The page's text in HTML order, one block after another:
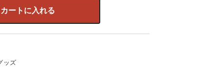
カートに入れる
ッズ